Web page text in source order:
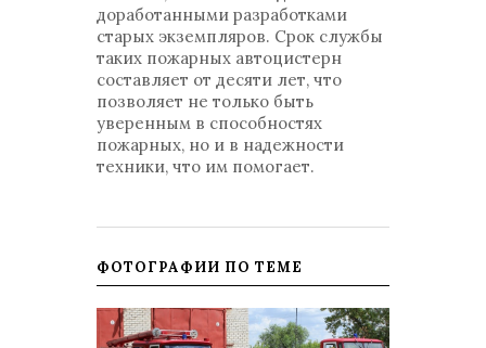
доработанными разработками
старых экземпляров. Срок службы
таких пожарных автоцистерн
составляет от десяти лет, что
позволяет не только быть
уверенным в способностях
пожарных, но и в надежности
техники, что им помогает.
ФОТОГРАФИИ ПО ТЕМЕ